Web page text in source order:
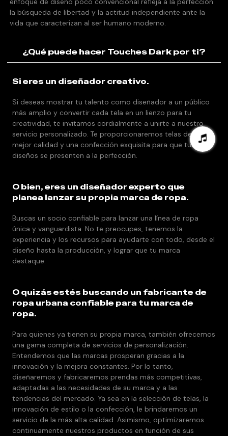
la búsqueda de libertad y la actitud independiente ante la
vida que caracterizan al ser humano moderno.
¿Qué puede hacer Touches Dark por ti?
Si eres un diseñador creativo.
Si deseas mostrar tu talento como diseñador a un público
más amplio y convertir cada tela en un lienzo para tu
creatividad, te invitamos cordialmente a unirte a nuestro
servicio personalizado. Te proporcionaremos telas de la
mejor calidad y una confección exquisita para que tus
diseños se presenten a la perfección.
O bien, eres un diseñador experto que
planea lanzar su propia marca de ropa.
Buscas un socio confiable para lanzar una línea de ropa
única y vanguardista. No te preocupes, tenemos la
experiencia y los recursos para ayudarte con todo, desde el
diseño hasta la producción, y lograr que tu marca
destaque.
O quizás estés buscando un fabricante de
ropa urbana confiable para tu marca de
ropa.
Para quienes ya tienen su propia marca, también ofrecemos
una gama completa de servicios de personalización.
Entendemos que las marcas prosperan gracias a la
innovación y la mejora constantes. Por lo tanto,
diseñaremos y fabricaremos prendas más competitivas,
adaptadas a las necesidades de su marca y a las
tendencias del mercado. Ya sea en la selección de telas, la
innovación de estilo o la confección, le brindaremos un
servicio de la más alta calidad. Asimismo, optimizaremos
continuamente nuestros productos en función de sus